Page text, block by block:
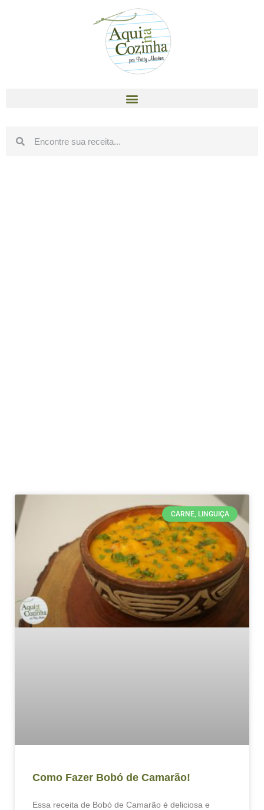
CARNE, LINGUIÇA
Como Fazer Bobó de Camarão!
Essa receita de Bobó de Camarão é deliciosa e